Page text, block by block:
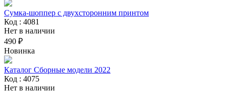
Сумка-шоппер с двухсторонним принтом
Код : 4081
Нет в наличии
490 ₽
Новинка
Каталог Сборные модели 2022
Код : 4075
Нет в наличии